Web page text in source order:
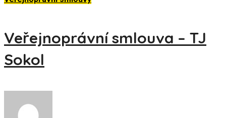
Veřejnoprávní smlouva – TJ
Sokol